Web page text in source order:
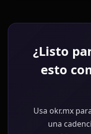
¿Listo
esto
Usa okr.mx
una